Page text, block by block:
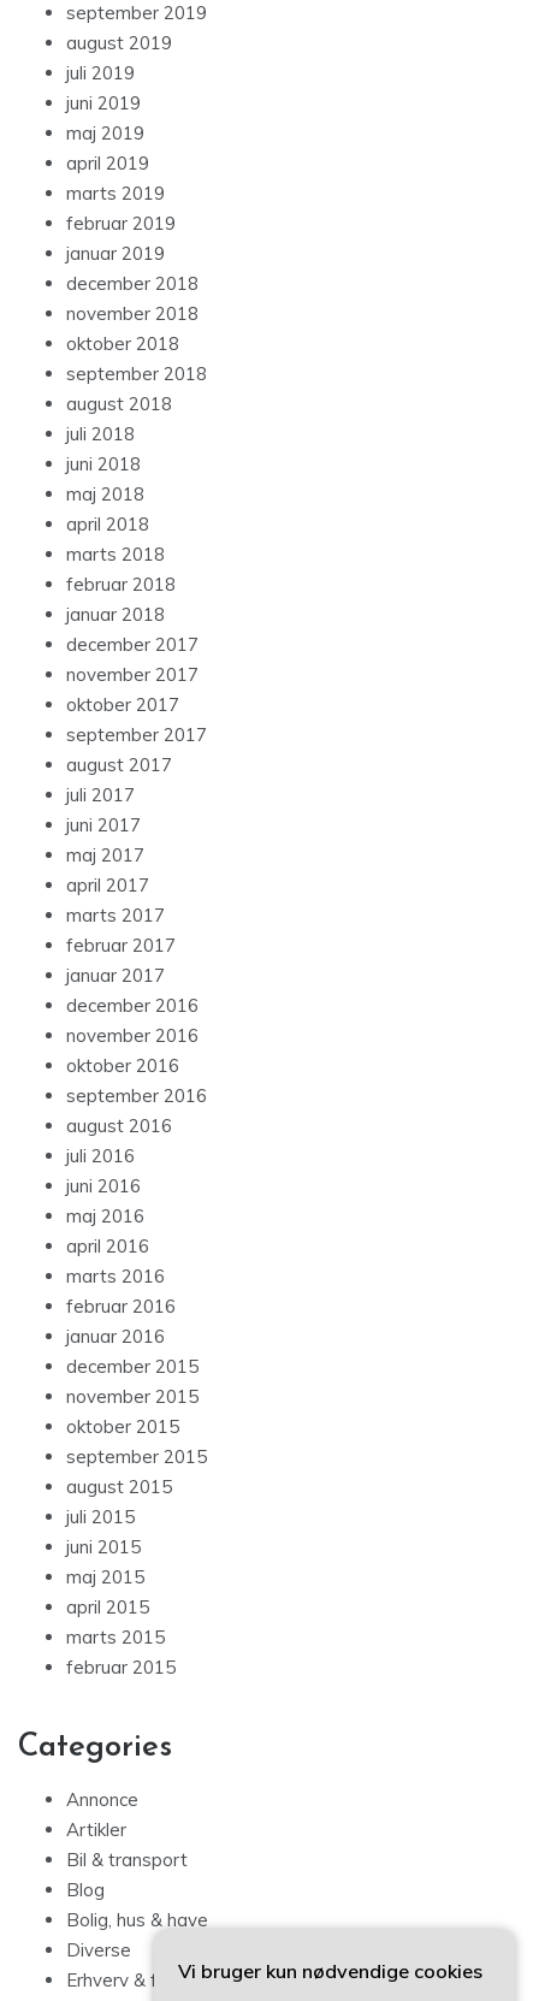
september 2019
august 2019
juli 2019
juni 2019
maj 2019
april 2019
marts 2019
februar 2019
januar 2019
december 2018
november 2018
oktober 2018
september 2018
august 2018
juli 2018
juni 2018
maj 2018
april 2018
marts 2018
februar 2018
januar 2018
december 2017
november 2017
oktober 2017
september 2017
august 2017
juli 2017
juni 2017
maj 2017
april 2017
marts 2017
februar 2017
januar 2017
december 2016
november 2016
oktober 2016
september 2016
august 2016
juli 2016
juni 2016
maj 2016
april 2016
marts 2016
februar 2016
januar 2016
december 2015
november 2015
oktober 2015
september 2015
august 2015
juli 2015
juni 2015
maj 2015
april 2015
marts 2015
februar 2015
Categories
Annonce
Artikler
Bil & transport
Blog
Bolig, hus & have
Diverse
Erhverv & forbrugVi bruger kun nødvendige cookies